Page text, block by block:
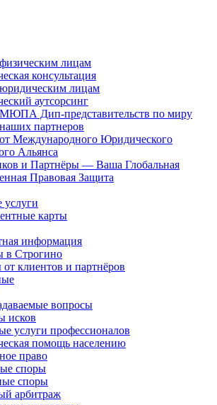
лицам
консультация
лицам
аутсорсинг
Дип-представительств по миру
партнеров
Международного Юридического
Альянса
и Партнёры — Ваша Глобальная
Правовая Защита
услуги
карты
информация
в Строгино
клиентов и партнёров
вопросы
исков
услуги профессионалов
помощь населению
право
споры
споры
арбитраж